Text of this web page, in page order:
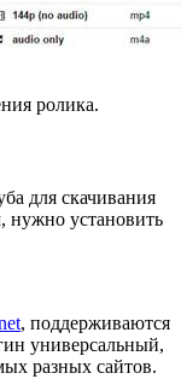
ролика.
для скачивания
нужно установить
, поддерживаются
универсальный,
разных сайтов.